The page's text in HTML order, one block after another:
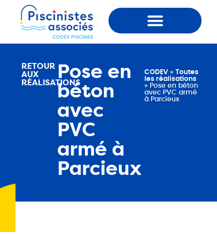
RETOUR
AUX
RÉALISATIONSPose en
béton
avec
PVC
armé à
Parcieux
CODEV »Toutes
les réalisations
» Pose en béton
avec PVC armé
à Parcieux